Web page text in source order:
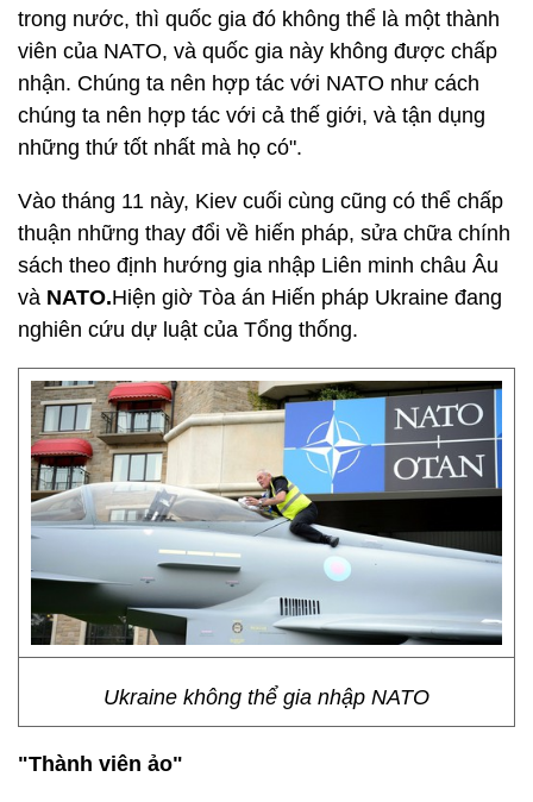
trong nước, thì quốc gia đó không thể là một thành
viên của NATO, và quốc gia này không được chấp
nhận. Chúng ta nên hợp tác với NATO như cách
chúng ta nên hợp tác với cả thế giới, và tận dụng
những thứ tốt nhất mà họ có".
Vào tháng 11 này, Kiev cuối cùng cũng có thể chấp
thuận những thay đổi về hiến pháp, sửa chữa chính
sách theo định hướng gia nhập Liên minh châu Âu
và NATO.Hiện giờ Tòa án Hiến pháp Ukraine đang
nghiên cứu dự luật của Tổng thống.
Ukraine không thể gia nhập NATO
"Thành viên ảo"